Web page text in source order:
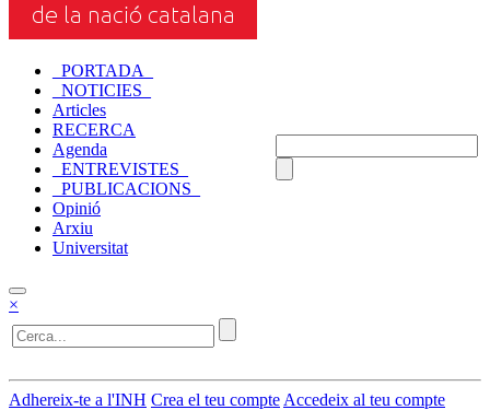
_PORTADA_
_NOTICIES_
Articles
RECERCA
Agenda
_ENTREVISTES_
_PUBLICACIONS_
Opinió
Arxiu
Universitat
×
Adhereix-te a l'INH Crea el teu compte Accedeix al teu compte